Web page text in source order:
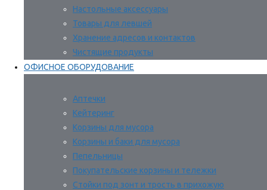
Настольные аксессуары
Товары для левшей
Хранение адресов и контактов
Чистящие продукты
ОФИСНОЕ ОБОРУДОВАНИЕ
Аптечки
Кейтеринг
Корзины для мусора
Корзины и баки для мусора
Пепельницы
Покупательские корзины и тележки
Стойки под зонт и трость в прихожую